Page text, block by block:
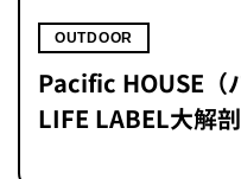
OUTDOOR
Pacific HOUSE（
LIFE LABEL大解剖